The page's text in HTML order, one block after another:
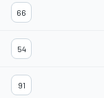
66
54
91